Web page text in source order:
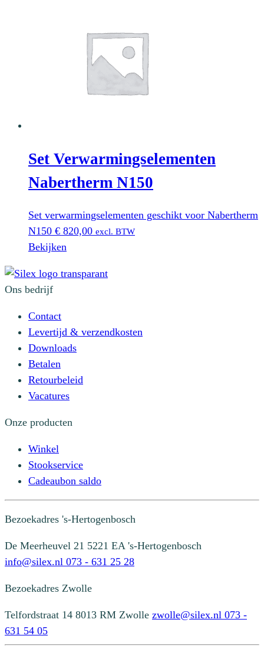
Set Verwarmingselementen
Nabertherm N150
Set verwarmingselementen geschikt voor Nabertherm
N150 € 820,00 excl. BTW
Bekijken
Ons bedrijf
Contact
Levertijd & verzendkosten
Downloads
Betalen
Retourbeleid
Vacatures
Onze producten
Winkel
Stookservice
Cadeaubon saldo
Bezoekadres 's-Hertogenbosch
De Meerheuvel 21 5221 EA 's-Hertogenbosch
info@silex.nl 073 - 631 25 28
Bezoekadres Zwolle
Telfordstraat 14 8013 RM Zwolle zwolle@silex.nl 073 -
631 54 05